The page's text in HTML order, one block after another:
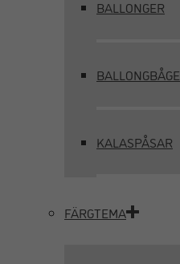
BALLONGER
BALLONGBÅGE
KALASPÅSAR
FÄRGTEMA